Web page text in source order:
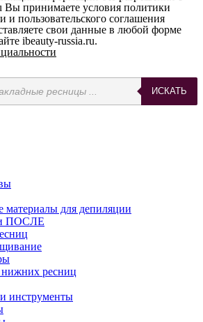
Вы принимаете условия политики
и пользовательского соглашения
свои данные в любой форме
ibeauty-russia.ru.
ИСКАТЬ
материалы для депиляции
ПОСЛЕ
ресниц
инструменты